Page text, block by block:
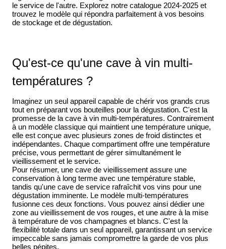
le service de l'autre. Explorez notre catalogue 2024-2025 et
trouvez le modèle qui répondra parfaitement à vos besoins
de stockage et de dégustation.
Qu'est-ce qu'une cave à vin multi-
températures ?
Imaginez un seul appareil capable de chérir vos grands crus
tout en préparant vos bouteilles pour la dégustation. C'est la
promesse de la cave à vin multi-températures. Contrairement
à un modèle classique qui maintient une température unique,
elle est conçue avec plusieurs zones de froid distinctes et
indépendantes. Chaque compartiment offre une température
précise, vous permettant de gérer simultanément le
vieillissement et le service.
Pour résumer, une cave de vieillissement assure une
conservation à long terme avec une température stable,
tandis qu'une cave de service rafraîchit vos vins pour une
dégustation imminente. Le modèle multi-températures
fusionne ces deux fonctions. Vous pouvez ainsi dédier une
zone au vieillissement de vos rouges, et une autre à la mise
à température de vos champagnes et blancs. C'est la
flexibilité totale dans un seul appareil, garantissant un service
impeccable sans jamais compromettre la garde de vos plus
belles pépites.